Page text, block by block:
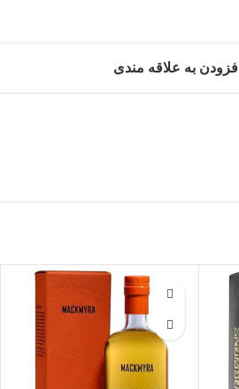
افزودن به علاقه مندی